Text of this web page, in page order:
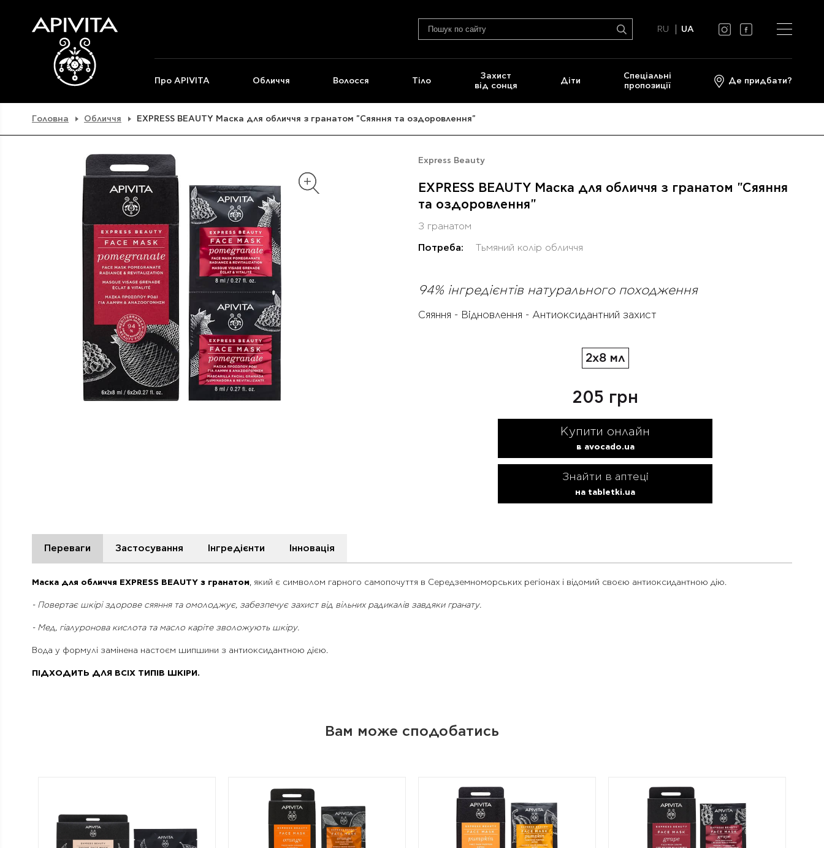
RU UA
Про APIVITA Обличчя Волосся Тіло
Захист
від сонця
Діти
Спеціальні
пропозиції
Де придбати?
Головна Обличчя EXPRESS BEAUTY Маска для обличчя з гранатом "Сяяння та оздоровлення"
Express Beauty
EXPRESS BEAUTY Маска для обличчя з гранатом "Сяяння
та оздоровлення"
З гранатом
Потреба: Тьмяний колір обличчя
94% інгредієнтів натурального походження
Сяяння - Відновлення - Антиоксидантний захист
2x8 мл
205 грн
Купити онлайн
в avocado.ua
Знайти в аптеці
на tabletki.ua
Переваги Застосування Інгредієнти Інновація
Маска для обличчя EXPRESS BEAUTY з гранатом, який є символом гарного самопочуття в Середземноморських регіонах і відомий своєю антиоксидантною дію.
- Повертає шкірі здорове сяяння та омолоджує, забезпечує захист від вільних радикалів завдяки гранату.
- Мед, гіалуронова кислота та масло каріте зволожують шкіру.
Вода у формулі замінена настоєм шипшини з антиоксидантною дією.
ПІДХОДИТЬ ДЛЯ ВСІХ ТИПІВ ШКІРИ.
Вам може сподобатись